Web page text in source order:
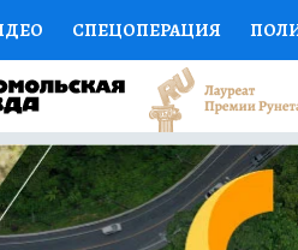
СПЕЦОПЕРАЦИЯ
НАУКА СПОРТ
ДОКТОР
ПРОГНОЗЫ НА СПОРТ